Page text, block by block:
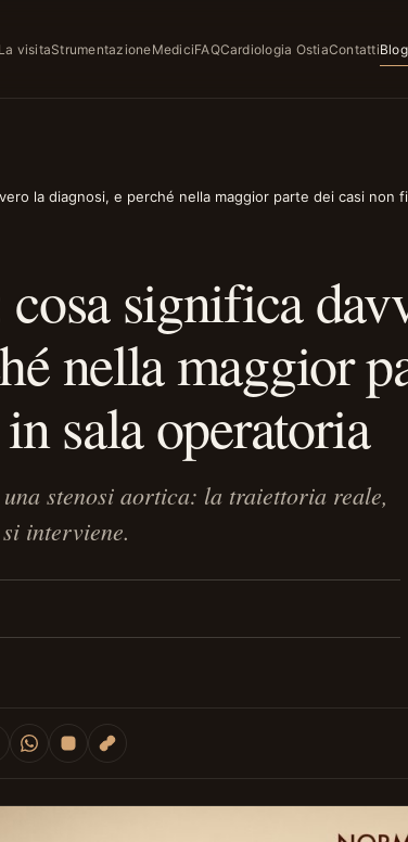
La visitaStrumentazioneMediciFAQCardiologia OstiaContattiBlog
la diagnosi, e perché nella maggior parte dei casi non
significa
nella maggior
sala operatoria
stenosi aortica: la traiettoria reale,
interviene.